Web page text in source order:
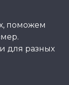
поможем
для разных